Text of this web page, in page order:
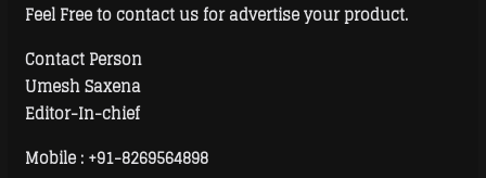
Feel Free to contact us for advertise your product.
Contact Person
Umesh Saxena
Editor-In-chief
Mobile : +91-8269564898